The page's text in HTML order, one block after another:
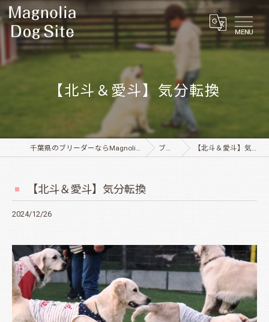
MENU
【北斗＆愛斗】気分転換
千葉県のブリーダーならMagnolia Dog Site ブログ 【北斗＆愛斗】気分転換
【北斗＆愛斗】気分転換
2024/12/26